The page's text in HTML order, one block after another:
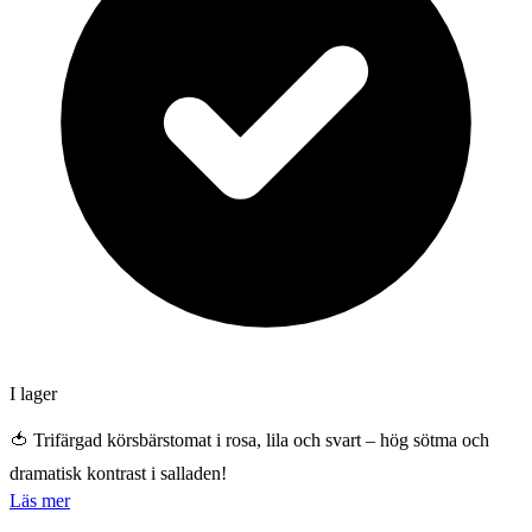
I lager
🍅 Trifärgad körsbärstomat i rosa, lila och svart – hög sötma och
dramatisk kontrast i salladen!
Läs mer